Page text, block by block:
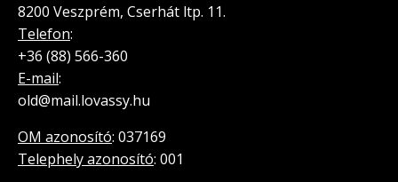
8200 Veszprém, Cserhát ltp. 11.
Telefon:
+36 (88) 566-360
E-mail:
old@mail.lovassy.hu
OM azonosító: 037169
Telephely azonosító: 001